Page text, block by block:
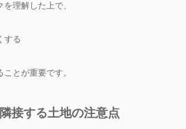
理解した上で、
する
とが重要です。
接する土地の注意点